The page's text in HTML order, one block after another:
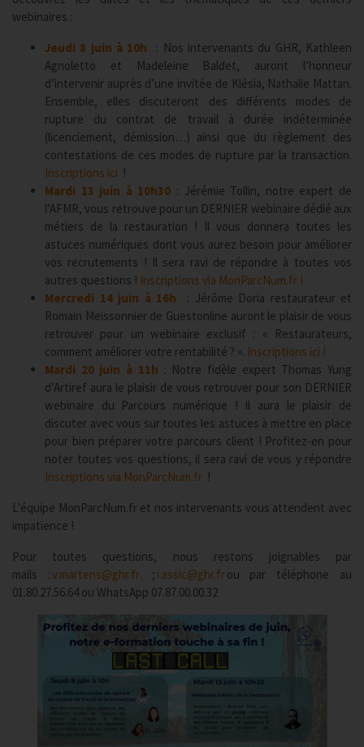
webinaires :
Jeudi 8 juin à 10h
: Nos intervenants du GHR, Kathleen
Agnoletto et Madeleine Baldet, auront l’honneur
d’intervenir auprès d’une invitée de Klésia, Nathalie Mattan.
Ensemble, elles discuteront des différents modes de
rupture du contrat de travail à durée indéterminée
(licenciement, démission…) ainsi que du règlement des
contestations de ces modes de rupture par la transaction.
Inscriptions ici !
Mardi 13 juin à 10h30 : Jérémie Tollin, notre expert de
l’AFMR, vous retrouve pour un DERNIER webinaire dédié aux
métiers de la restauration ! Il vous donnera toutes les
astuces numériques dont vous aurez besoin pour améliorer
vos recrutements ! Il sera ravi de répondre à toutes vos
autres questions ! Inscriptions via MonParcNum.fr !
Mercredi 14 juin à 16h
: Jérôme Doria restaurateur et
Romain Meissonnier de Guestonline auront le plaisir de vous
retrouver pour un webinaire exclusif : « Restaurateurs,
comment améliorer votre rentabilité ? ». Inscriptions ici !
Mardi 20 juin à 11h : Notre fidèle expert Thomas Yung
d’Artiref aura le plaisir de vous retrouver pour son DERNIER
webinaire du Parcours numérique ! Il aura le plaisir de
discuter avec vous sur toutes les astuces à mettre en place
pour bien préparer votre parcours client ! Profitez-en pour
noter toutes vos questions, il sera ravi de vous y répondre
Inscriptions via MonParcNum.fr !
L’équipe MonParcNum.fr et nos intervenants vous attendent avec
impatience !
Pour toutes questions, nous restons joignables par
mails :v.martens@ghr.fr; i.assic@ghr.frou par téléphone au
01.80.27.56.64 ou WhatsApp 07.87.00.00.32